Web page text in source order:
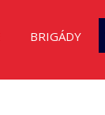
BRIGÁDY